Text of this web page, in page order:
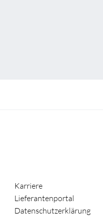
Karriere
Lieferantenportal
Datenschutzerklärung